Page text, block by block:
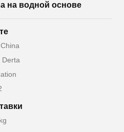
на водной основе